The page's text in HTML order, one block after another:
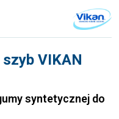
VIKAN
syntetycznej do